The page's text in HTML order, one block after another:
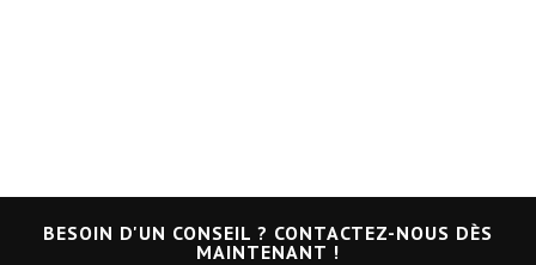
BESOIN D'UN CONSEIL ? CONTACTEZ-NOUS DÈS
MAINTENANT !